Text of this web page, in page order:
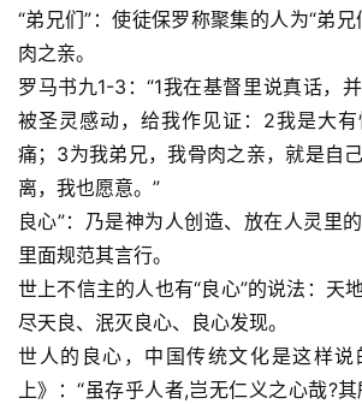
“弟兄们”：使徒保罗称聚集的人为“弟
肉之亲。
罗马书九1-3：“1我在基督里说真话，
被圣灵感动，给我作见证：2我是大
痛；3为我弟兄，我骨肉之亲，就是自
离，我也愿意。”
良心”：乃是神为人创造、放在人灵里
里面规范其言行。
世上不信主的人也有“良心”的说法：天
尽天良、泯灭良心、良心发现。
世人的良心，中国传统文化是这样说
上》：“虽存乎人者,岂无仁义之心哉?